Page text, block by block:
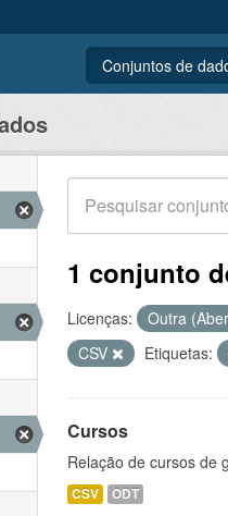
Conjuntos de
1 conjunto
Licenças: Outra
CSV
Etiquetas:
Cursos
Relação de cursos de
CSV ODT